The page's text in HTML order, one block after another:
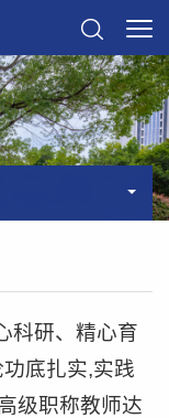
科研、精心育
底扎实,实践
级职称教师达